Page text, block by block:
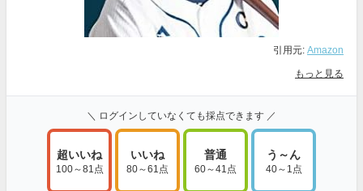
引用元: Amazon
もっと見る
＼ ログインしていなくても採点できます ／
超いいね
100～81点
いいね
80～61点
普通
60～41点
う～ん
40～1点